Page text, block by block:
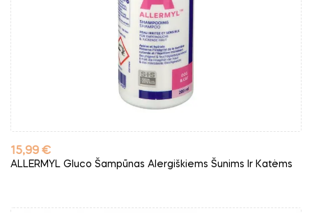
Kaina
15,99 €
ALLERMYL Gluco Šampūnas Alergiškiems Šunims Ir Katėms